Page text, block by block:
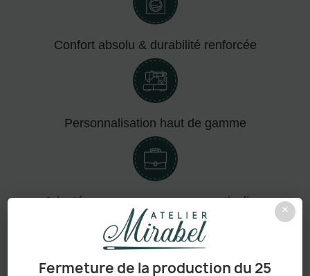
×
Fermeture de la production du 25
Confort absolu & durabilité renforcée
Personnalisation haut de gamme
Adapté aux pros comme aux particuliers